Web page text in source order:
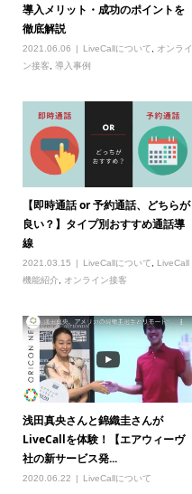
導入メリット・成功のポイントを
徹底解説
2021.06.06 LiveCallについて
オンライ
ン接客
導入事例
【即時通話 or 予約通話、どちらが
良い？】タイプ別おすすめ通話導
線
2021.03.15 LiveCallについて
LiveCall
機能紹介
オンライン接客
浅田真央さんと錦織圭さんが
LiveCallを体験！【エアウィーヴ
社の新サービス発...
2020.06.22 LiveCallについて